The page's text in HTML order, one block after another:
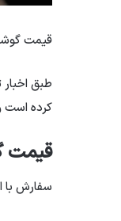
قیمت گوشت قرمز امروز 27
کرده است
قیمت
سفارش با استخوان